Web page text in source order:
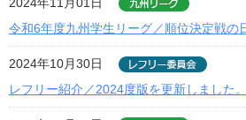
令和6年度九州学生リーグ／順位決定戦の
2024年10月30日
レフリー紹介／2024度版を更新しました。